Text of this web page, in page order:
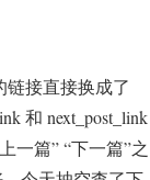
接直接换成了
和 next_post_link
一篇” “下一篇”之